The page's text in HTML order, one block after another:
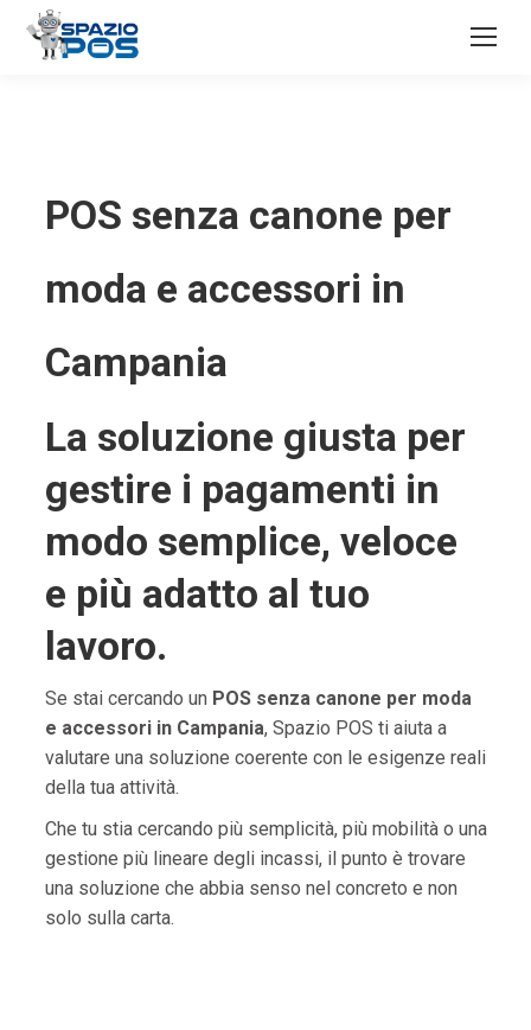
POS senza canone per
moda e accessori in
Campania
La soluzione giusta per
gestire i pagamenti in
modo semplice, veloce
e più adatto al tuo
lavoro.
Se stai cercando un POS senza canone per moda
e accessori in Campania, Spazio POS ti aiuta a
valutare una soluzione coerente con le esigenze reali
della tua attività.
Che tu stia cercando più semplicità, più mobilità o una
gestione più lineare degli incassi, il punto è trovare
una soluzione che abbia senso nel concreto e non
solo sulla carta.